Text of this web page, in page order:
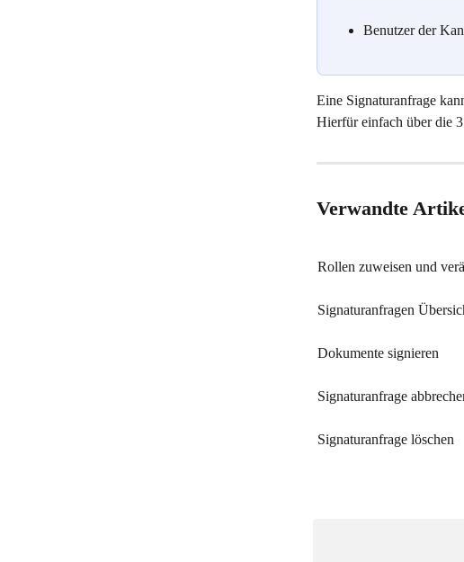
Benutzer der
Eine Signaturanfrage
Hierfür einfach über die
Verwandte
Rollen zuweisen und
Signaturanfragen
Dokumente signieren
Signaturanfrage
Signaturanfrage löschen